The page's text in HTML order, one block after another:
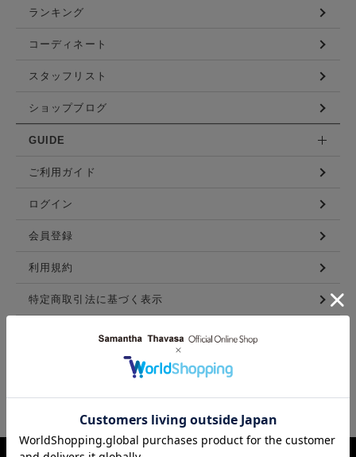
ランキング
コーディネート
スタッフリスト
ショップブログ
GUIDE
ご利用ガイド
ログイン
会員登録
利用規約
特定商取引法に基づく表示